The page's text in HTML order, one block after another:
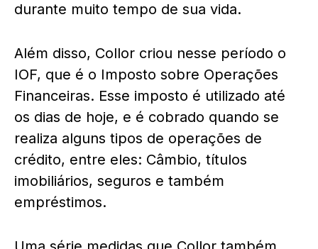
durante muito tempo de sua vida.
Além disso, Collor criou nesse período o
IOF, que é o Imposto sobre Operações
Financeiras. Esse imposto é utilizado até
os dias de hoje, e é cobrado quando se
realiza alguns tipos de operações de
crédito, entre eles: Câmbio, títulos
imobiliários, seguros e também
empréstimos.